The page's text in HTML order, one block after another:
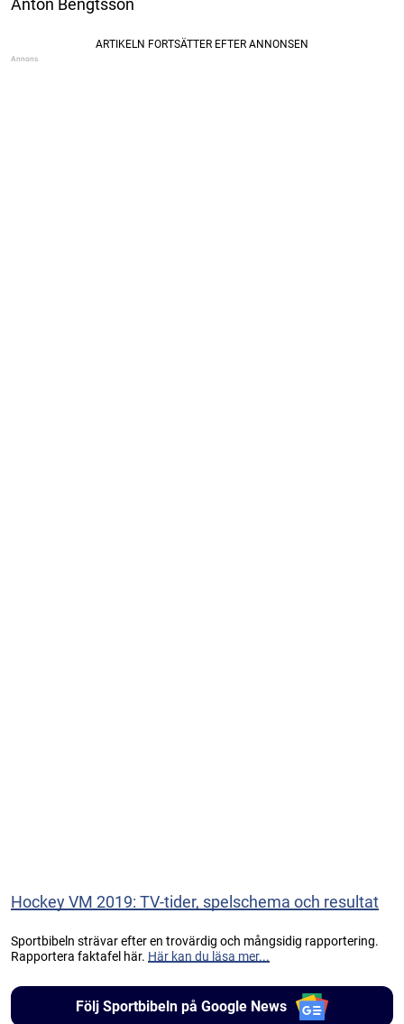
Anton Bengtsson
Hockey VM 2019: TV-tider, spelschema och resultat
Sportbibeln strävar efter en trovärdig och mångsidig rapportering.
Rapportera faktafel här. Här kan du läsa mer...
Följ Sportbibeln på Google News